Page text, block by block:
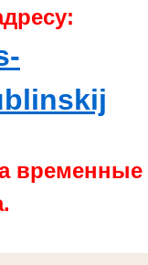
временные